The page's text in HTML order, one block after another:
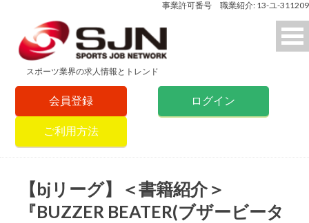
事業許可番号 職業紹介: 13-ユ-311209
スポーツ業界の求人情報とトレンド
会員登録 ログイン
ご利用方法
【bjリーグ】＜書籍紹介＞
『BUZZER BEATER(ブザービータ